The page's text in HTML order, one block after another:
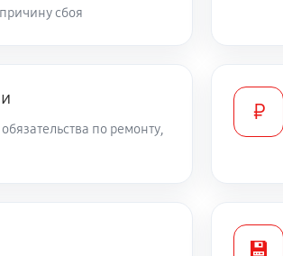
сбоя
по ремонту,
₽
💾